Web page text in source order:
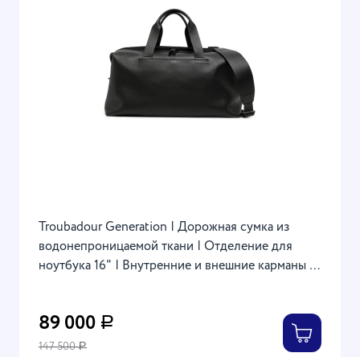
Troubadour Generation | Дорожная сумка из
водонепроницаемой ткани | Отделение для
ноутбука 16" | Внутренние и внешние карманы |
89 000 Р
147 500Р